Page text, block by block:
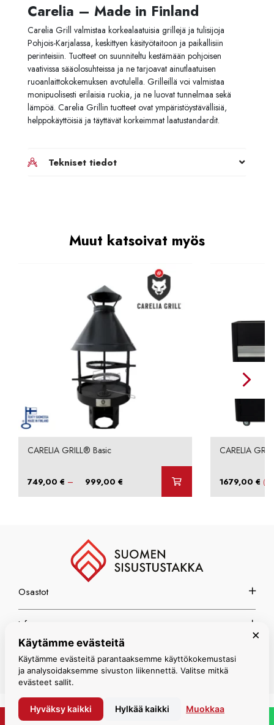
Carelia – Made in Finland
Carelia Grill valmistaa korkealaatuisia grillejä ja tulisijoja
Pohjois-Karjalassa, keskittyen käsityötaitoon ja paikallisiin
perinteisiin. Tuotteet on suunniteltu kestämään pohjoisen
vaativissa sääolosuhteissa ja ne tarjoavat ainutlaatuisen
ruoanlaittokokemuksen avotulella. Grilleillä voi valmistaa
monipuolisesti erilaisia ruokia, ja ne luovat tunnelmaa sekä
lämpöä. Carelia Grillin tuotteet ovat ympäristöystävällisiä,
helppokäyttöisiä ja täyttävät korkeimmat laatustandardit.
Tekniset tiedot
Muut katsoivat myös
CARELIA GRILL® Basic
749,00€ – 999,00€
CARELIA
1679,00 €
Osastot
Info
Espoon myymälä
© Suomen Sisustustakka 2026
×
Käytämme evästeitä
Käytämme evästeitä parantaaksemme käyttökokemustasi
ja analysoidaksemme sivuston liikennettä. Valitse mitkä
evästeet sallit.
Hyväksy kaikki Hylkää kaikki Muokkaa